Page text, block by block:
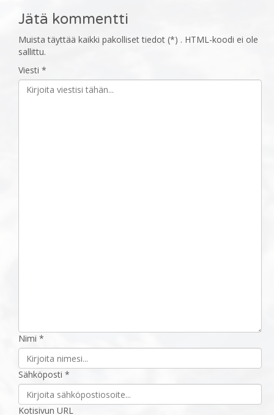
Jätä kommentti
Muista täyttää kaikki pakolliset tiedot (*) . HTML-koodi ei ole
sallittu.
Viesti *
Nimi *
Sähköposti *
Kotisivun URL